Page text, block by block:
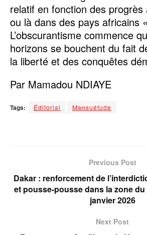
relatif en fonction des progrès
ou là dans des pays africains
L’obscurantisme commence
horizons se bouchent du fait
la liberté et des conquêtes
Par Mamadou NDIAYE
Tags: Éditorial Mansuétude
Previous Post
Dakar : renforcement de
et pousse-pousse dans la zone
janvier 2026
Next Post